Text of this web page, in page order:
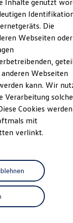
Updates
Inhalte genutzt
Die
Webseiten oder
Webseiten
kann. Wir
Verarbeitung
Cookies
mit
verlinkt.